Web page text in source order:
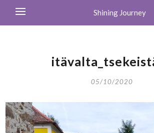
Shining Journey
05/10/2020